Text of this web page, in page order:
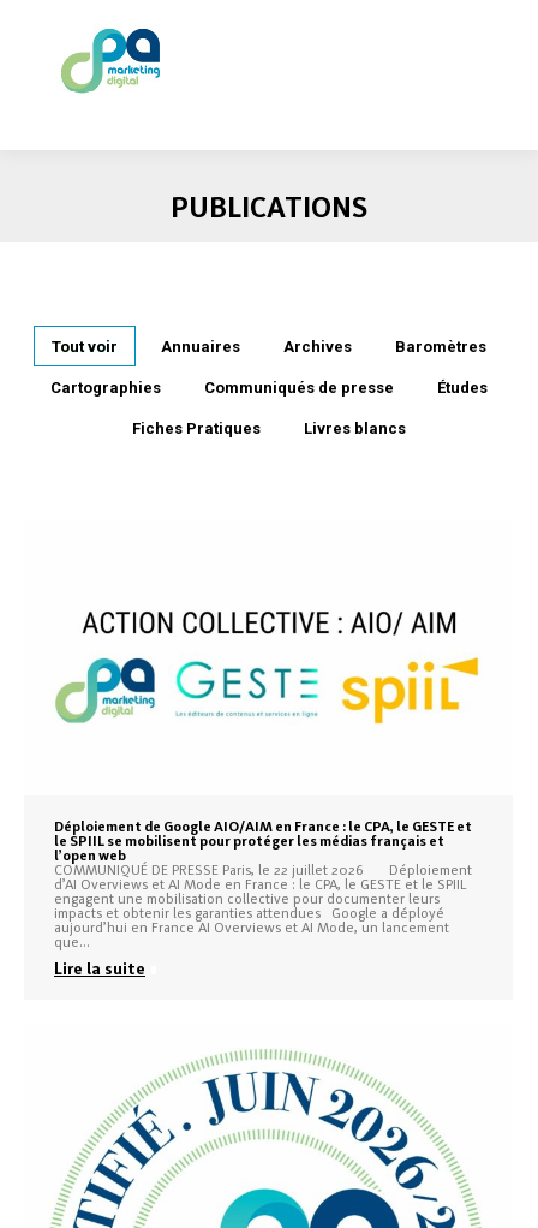
PUBLICATIONS
Tout voir Annuaires Archives Baromètres
Cartographies Communiqués de presse Études
Fiches Pratiques Livres blancs
Déploiement de Google AIO/AIM en France : le CPA, le GESTE et
le SPIIL se mobilisent pour protéger les médias français et
l’open web
COMMUNIQUÉ DE PRESSE Paris, le 22 juillet 2026 Déploiement
d’AI Overviews et AI Mode en France : le CPA, le GESTE et le SPIIL
engagent une mobilisation collective pour documenter leurs
impacts et obtenir les garanties attendues Google a déployé
aujourd’hui en France AI Overviews et AI Mode, un lancement
que…
Lire la suite